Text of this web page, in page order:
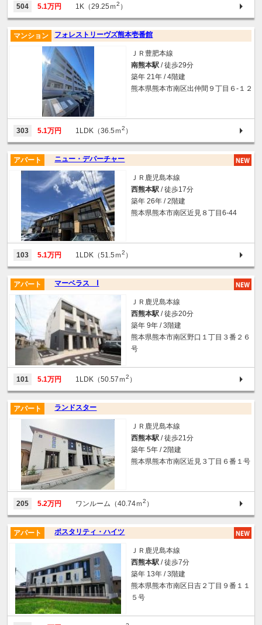
504 5.1万円 1K（29.25ｍ2 ）
フォレストリーヴズ熊本壱番館
マンション
ＪＲ豊肥本線
南熊本駅 / 徒歩29分
築年 21年 / 4階建
熊本県熊本市南区出仲間９丁目６-１２
303 5.1万円 1LDK（36.5ｍ2 ）
ニュー・デパーチャー
アパート
ＪＲ鹿児島本線
西熊本駅 / 徒歩17分
築年 26年 / 2階建
熊本県熊本市南区近見８丁目6-44
103 5.1万円 1LDK（51.5ｍ2 ）
マーベラス Ⅰ
アパート
ＪＲ鹿児島本線
西熊本駅 / 徒歩20分
築年 9年 / 3階建
熊本県熊本市南区野口１丁目３番２６
号
101 5.1万円 1LDK（50.57ｍ2 ）
ランドスター
アパート
ＪＲ鹿児島本線
西熊本駅 / 徒歩21分
築年 5年 / 2階建
熊本県熊本市南区近見３丁目６番１号
205 5.2万円 ワンルーム（40.74ｍ2 ）
ポスタリティ・ハイツ
アパート
ＪＲ鹿児島本線
西熊本駅 / 徒歩7分
築年 13年 / 3階建
熊本県熊本市南区日吉２丁目９番１１
５号